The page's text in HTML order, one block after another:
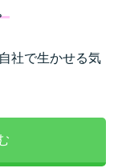
社で生かせる気